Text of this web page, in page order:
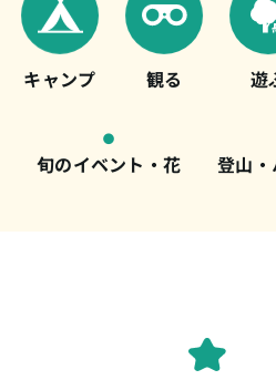
キャンプ 観る 遊
旬のイベント・花 登山